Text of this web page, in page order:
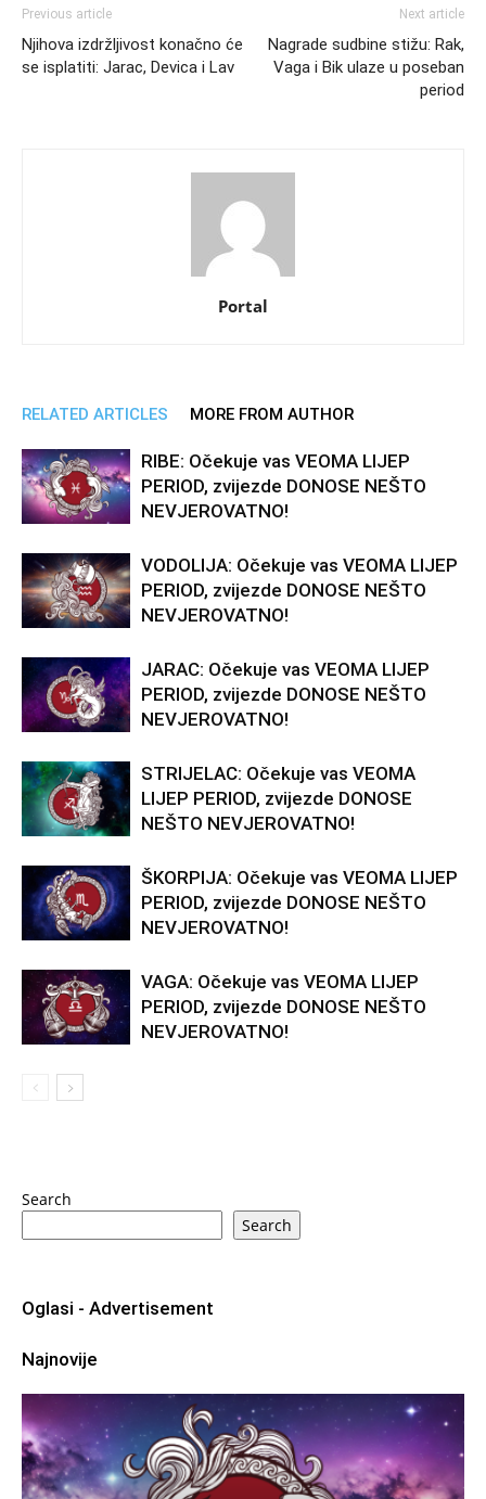
Previous article
Njihova izdržljivost konačno će
se isplatiti: Jarac, Devica i Lav
Next article
Nagrade sudbine stižu: Rak,
Vaga i Bik ulaze u poseban
period
Portal
RELATED ARTICLES MORE FROM AUTHOR
RIBE: Očekuje vas VEOMA LIJEP
PERIOD, zvijezde DONOSE NEŠTO
NEVJEROVATNO!
VODOLIJA: Očekuje vas VEOMA LIJEP
PERIOD, zvijezde DONOSE NEŠTO
NEVJEROVATNO!
JARAC: Očekuje vas VEOMA LIJEP
PERIOD, zvijezde DONOSE NEŠTO
NEVJEROVATNO!
STRIJELAC: Očekuje vas VEOMA
LIJEP PERIOD, zvijezde DONOSE
NEŠTO NEVJEROVATNO!
ŠKORPIJA: Očekuje vas VEOMA LIJEP
PERIOD, zvijezde DONOSE NEŠTO
NEVJEROVATNO!
VAGA: Očekuje vas VEOMA LIJEP
PERIOD, zvijezde DONOSE NEŠTO
NEVJEROVATNO!
Search
Search
Oglasi - Advertisement
Najnovije